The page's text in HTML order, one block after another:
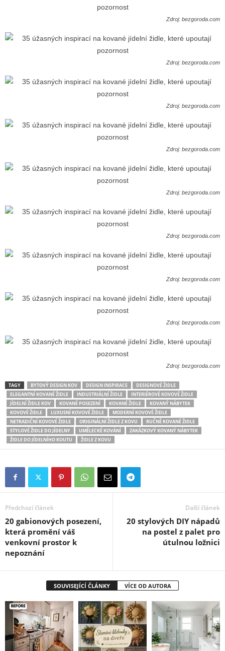
Zdroj: bezgoroda.com
Zdroj: bezgoroda.com
Zdroj: bezgoroda.com
Zdroj: bezgoroda.com
Zdroj: bezgoroda.com
Zdroj: bezgoroda.com
Zdroj: bezgoroda.com
Zdroj: bezgoroda.com
Zdroj: bezgoroda.com
TAGY BYTOVÝ DESIGN KOV DESIGN INSPIRACE
DESIGNOVÉ ŽIDLE
ELEGANTNÍ KOVANÉ ŽIDLE
INDUSTRIÁLNÍ ŽIDLE
INTERIÉROVÉ KOVOVÉ ŽIDLE
JÍDELNÍ ŽIDLE KOV
KOVANÉ POSEZENÍ KOVANÉ ŽIDLE
KOVANÝ NÁBYTEK
KOVOVÉ ŽIDLE
LUXUSNÍ KOVOVÉ ŽIDLE
MODERNÍ KOVOVÉ ŽIDLE
NETRADIČNÍ KOVOVÉ ŽIDLE
ORIGINÁLNÍ ŽIDLE Z KOVU
RUČNĚ KOVANÉ ŽIDLE
STYLOVÉ ŽIDLE DO JÍDELNY
UMĚLECKÉ KOVÁNÍ
ZAKÁZKOVÝ KOVANÝ NÁBYTEK
ŽIDLE DO JÍDELNÍHO KOUTU
ŽIDLE Z KOVU
Předchozí článek
20 gabionových posezení,
která promění váš
venkovní prostor k
nepoznání
Další článek
20 stylových DIY nápadů
na postel z palet pro
útulnou ložnici
SOUVISEJÍCÍ ČLÁNKY VÍCE OD AUTORA